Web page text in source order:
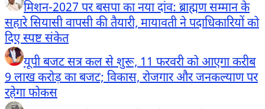
मिशन-2027 पर बसपा का नया दांव: ब्राह्मण सम्मान के
सहारे सियासी वापसी की तैयारी, मायावती ने पदाधिकारियों को
दिए स्पष्ट संकेत
यूपी बजट सत्र कल से शुरू, 11 फरवरी को आएगा करीब
9 लाख करोड़ का बजट; विकास, रोजगार और जनकल्याण पर
रहेगा फोकस